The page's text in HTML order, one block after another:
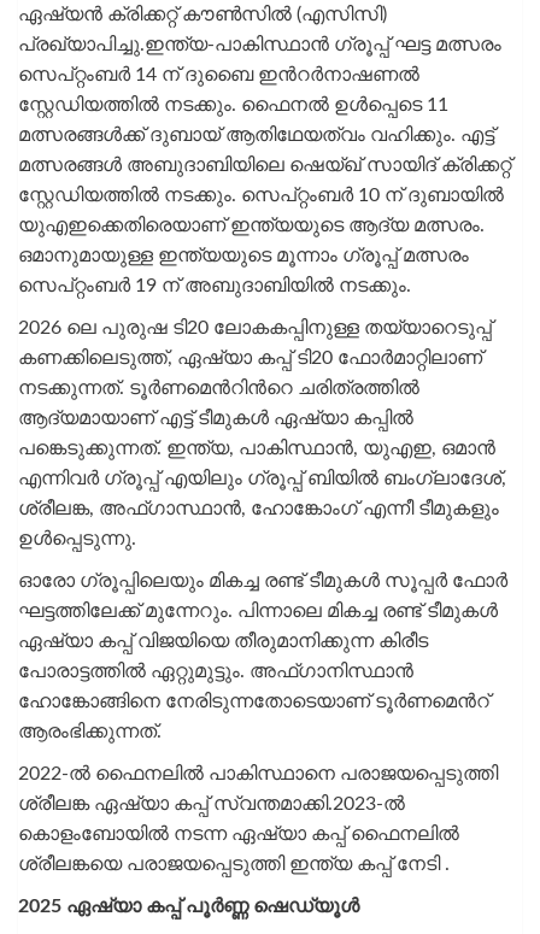
ഏഷ്യൻ ക്രിക്കറ്റ് കൗൺസിൽ (എസിസി)
പ്രഖ്യാപിച്ചു.ഇന്ത്യ-പാകിസ്ഥാൻ ഗ്രൂപ്പ് ഘട്ട മത്സരം
സെപ്റ്റംബർ 14 ന് ദുബൈ ഇന്‍റര്‍നാഷണൽ
സ്റ്റേഡിയത്തിൽ നടക്കും. ഫൈനൽ ഉൾപ്പെടെ 11
മത്സരങ്ങൾക്ക് ദുബായ് ആതിഥേയത്വം വഹിക്കും. എട്ട്
മത്സരങ്ങൾ അബുദാബിയിലെ ഷെയ്ഖ് സായിദ് ക്രിക്കറ്റ്
സ്റ്റേഡിയത്തിൽ നടക്കും. സെപ്റ്റംബർ 10 ന് ദുബായില്‍
യുഎഇക്കെതിരെയാണ് ഇന്ത്യയുടെ ആദ്യ മത്സരം.
ഒമാനുമായുള്ള ഇന്ത്യയുടെ മൂന്നാം ഗ്രൂപ്പ് മത്സരം
സെപ്റ്റംബർ 19 ന് അബുദാബിയിൽ നടക്കും.
2026 ലെ പുരുഷ ടി20 ലോകകപ്പിനുള്ള തയ്യാറെടുപ്പ്
കണക്കിലെടുത്ത്, ഏഷ്യാ കപ്പ് ടി20 ഫോർമാറ്റിലാണ്
നടക്കുന്നത്. ടൂർണമെന്‍റിന്‍റെ ചരിത്രത്തിൽ
ആദ്യമായാണ് എട്ട് ടീമുകൾ ഏഷ്യാ കപ്പിൽ
പങ്കെടുക്കുന്നത്. ഇന്ത്യ, പാകിസ്ഥാൻ, യുഎഇ, ഒമാൻ
എന്നിവർ ഗ്രൂപ്പ് എയിലും ഗ്രൂപ്പ് ബിയിൽ ബംഗ്ലാദേശ്,
ശ്രീലങ്ക, അഫ്‌ഗാസ്ഥാൻ, ഹോങ്കോംഗ് എന്നീ ടീമുകളും
ഉൾപ്പെടുന്നു.
ഓരോ ഗ്രൂപ്പിലെയും മികച്ച രണ്ട് ടീമുകൾ സൂപ്പർ ഫോർ
ഘട്ടത്തിലേക്ക് മുന്നേറും. പിന്നാലെ മികച്ച രണ്ട് ടീമുകൾ
ഏഷ്യാ കപ്പ് വിജയിയെ തീരുമാനിക്കുന്ന കിരീട
പോരാട്ടത്തിൽ ഏറ്റുമുട്ടും. അഫ്‌ഗാനിസ്ഥാൻ
ഹോങ്കോങ്ങിനെ നേരിടുന്നതോടെയാണ് ടൂർണമെന്‍റ്
ആരംഭിക്കുന്നത്.
2022-ൽ ഫൈനലിൽ പാകിസ്ഥാനെ പരാജയപ്പെടുത്തി
ശ്രീലങ്ക ഏഷ്യാ കപ്പ് സ്വന്തമാക്കി.2023-ൽ
കൊളംബോയിൽ നടന്ന ഏഷ്യാ കപ്പ് ഫൈനലിൽ
ശ്രീലങ്കയെ പരാജയപ്പെടുത്തി ഇന്ത്യ കപ്പ് നേടി .
2025 ഏഷ്യാ കപ്പ് പൂർണ്ണ ഷെഡ്യൂൾ